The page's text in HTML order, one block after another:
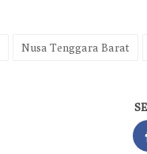
Nusa Tenggara Barat